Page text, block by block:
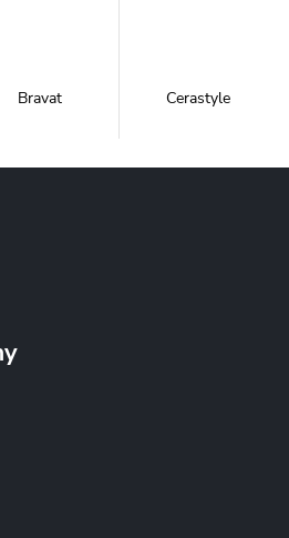
Bravat Cerastyle